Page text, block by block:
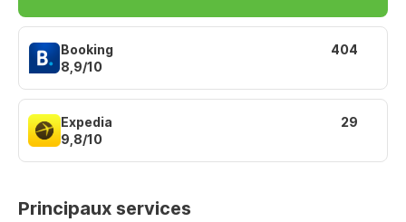
Booking
8,9/10
404
Expedia
9,8/10
29
Principaux services